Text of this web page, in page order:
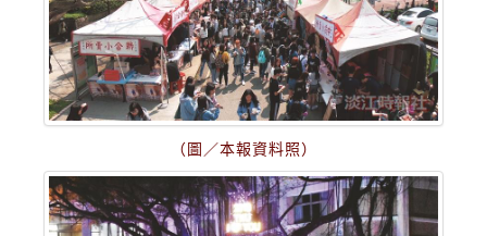
（圖／本報資料照）